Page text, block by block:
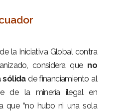
la Iniciativa Global contra
considera que no
sólidade financiamiento al
de la minería ilegal en
que “no hubo ni una sola